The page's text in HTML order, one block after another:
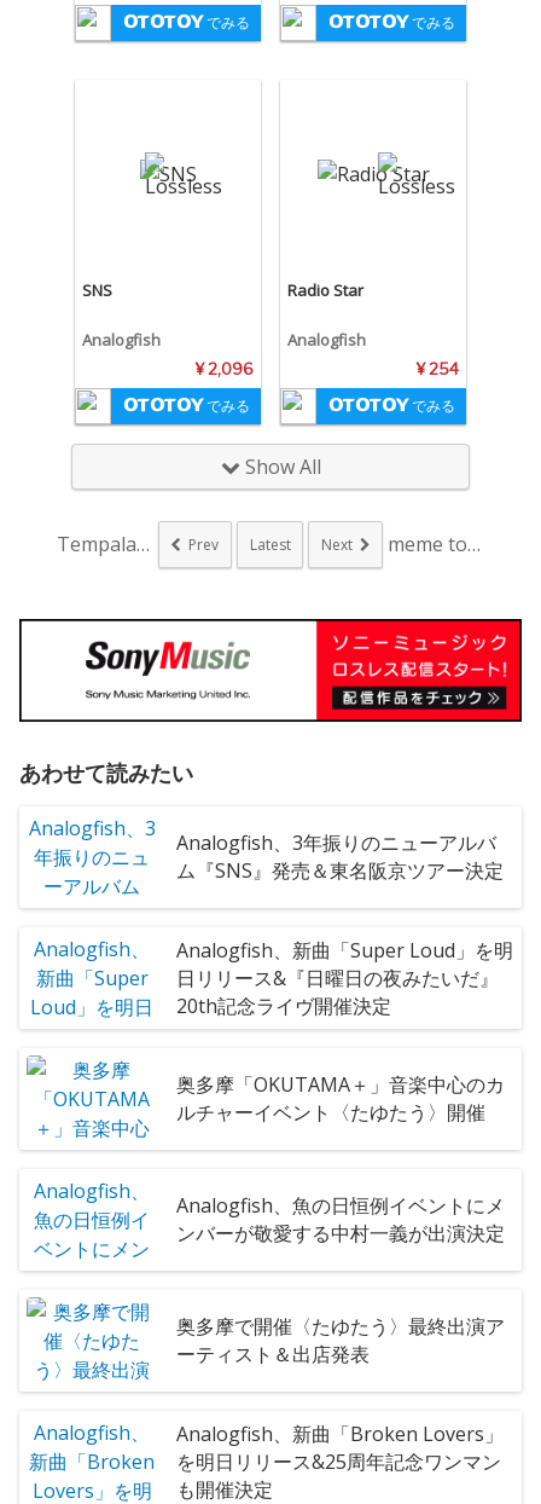
でみる でみる
SNS
Analogfish
¥ 2,096
でみる
Radio Star
Analogfish
¥ 254
でみる
Show All
Tempalayの新... Prev Latest Next meme tokyo...
あわせて読みたい
Analogfish、3年振りのニューアルバ
ム『SNS』発売＆東名阪京ツアー決定
Analogfish、新曲「Super Loud」を明
日リリース&『日曜日の夜みたいだ』
20th記念ライヴ開催決定
奥多摩「OKUTAMA＋」音楽中心のカ
ルチャーイベント〈たゆたう〉開催
Analogfish、魚の日恒例イベントにメ
ンバーが敬愛する中村一義が出演決定
奥多摩で開催〈たゆたう〉最終出演ア
ーティスト＆出店発表
Analogfish、新曲「Broken Lovers」
を明日リリース&25周年記念ワンマン
も開催決定